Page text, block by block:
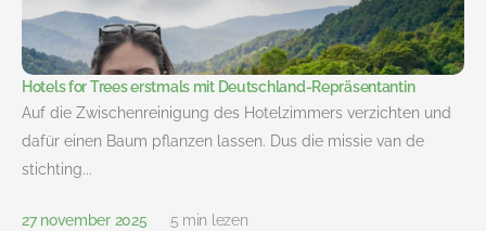
Hotels for Trees erstmals mit Deutschland-Repräsentantin
Auf die Zwischenreinigung des Hotelzimmers verzichten und
dafür einen Baum pflanzen lassen. Dus die missie van de
stichting...
27 november 2025 5 min lezen